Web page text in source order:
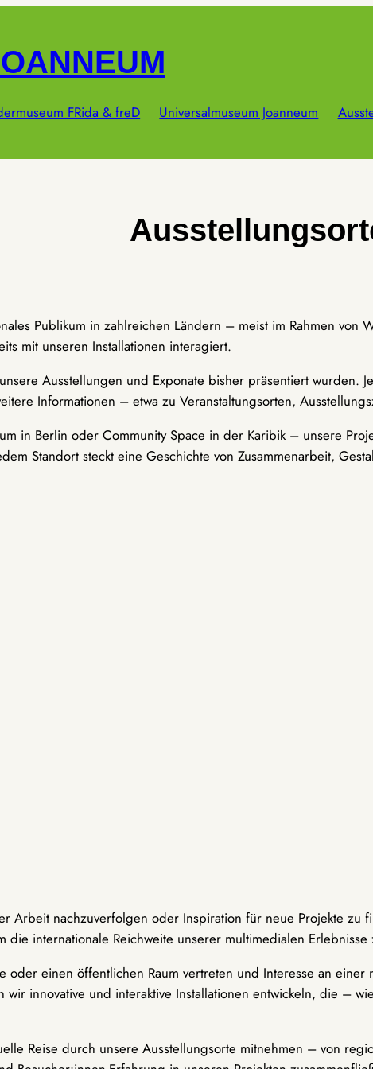
FRida & freD Universalmuseum Joanneum
Publikum in zahlreichen Ländern – meist im Rahmen
mit unseren Installationen interagiert.
Ausstellungen und Exponate bisher präsentiert wurden.
Informationen – etwa zu Veranstaltungsorten,
in Berlin oder Community Space in der Karibik – unsere
Standort steckt eine Geschichte von Zusammenarbeit,
Arbeit nachzuverfolgen oder Inspiration für neue Projekte zu
die internationale Reichweite unserer multimedialen Erlebnisse
oder einen öffentlichen Raum vertreten und Interesse an
wir innovative und interaktive Installationen entwickeln, die –
Reise durch unsere Ausstellungsorte mitnehmen – von